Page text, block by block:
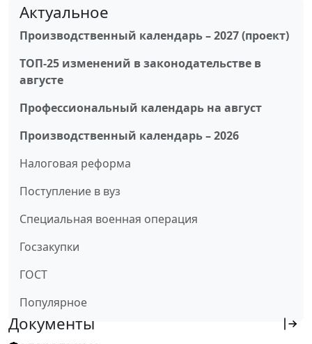
Актуальное
Производственный календарь – 2027 (проект)
ТОП-25 изменений в законодательстве в
августе
Профессиональный календарь на август
Производственный календарь – 2026
Налоговая реформа
Поступление в вуз
Специальная военная операция
Госзакупки
ГОСТ
Популярное
Документы